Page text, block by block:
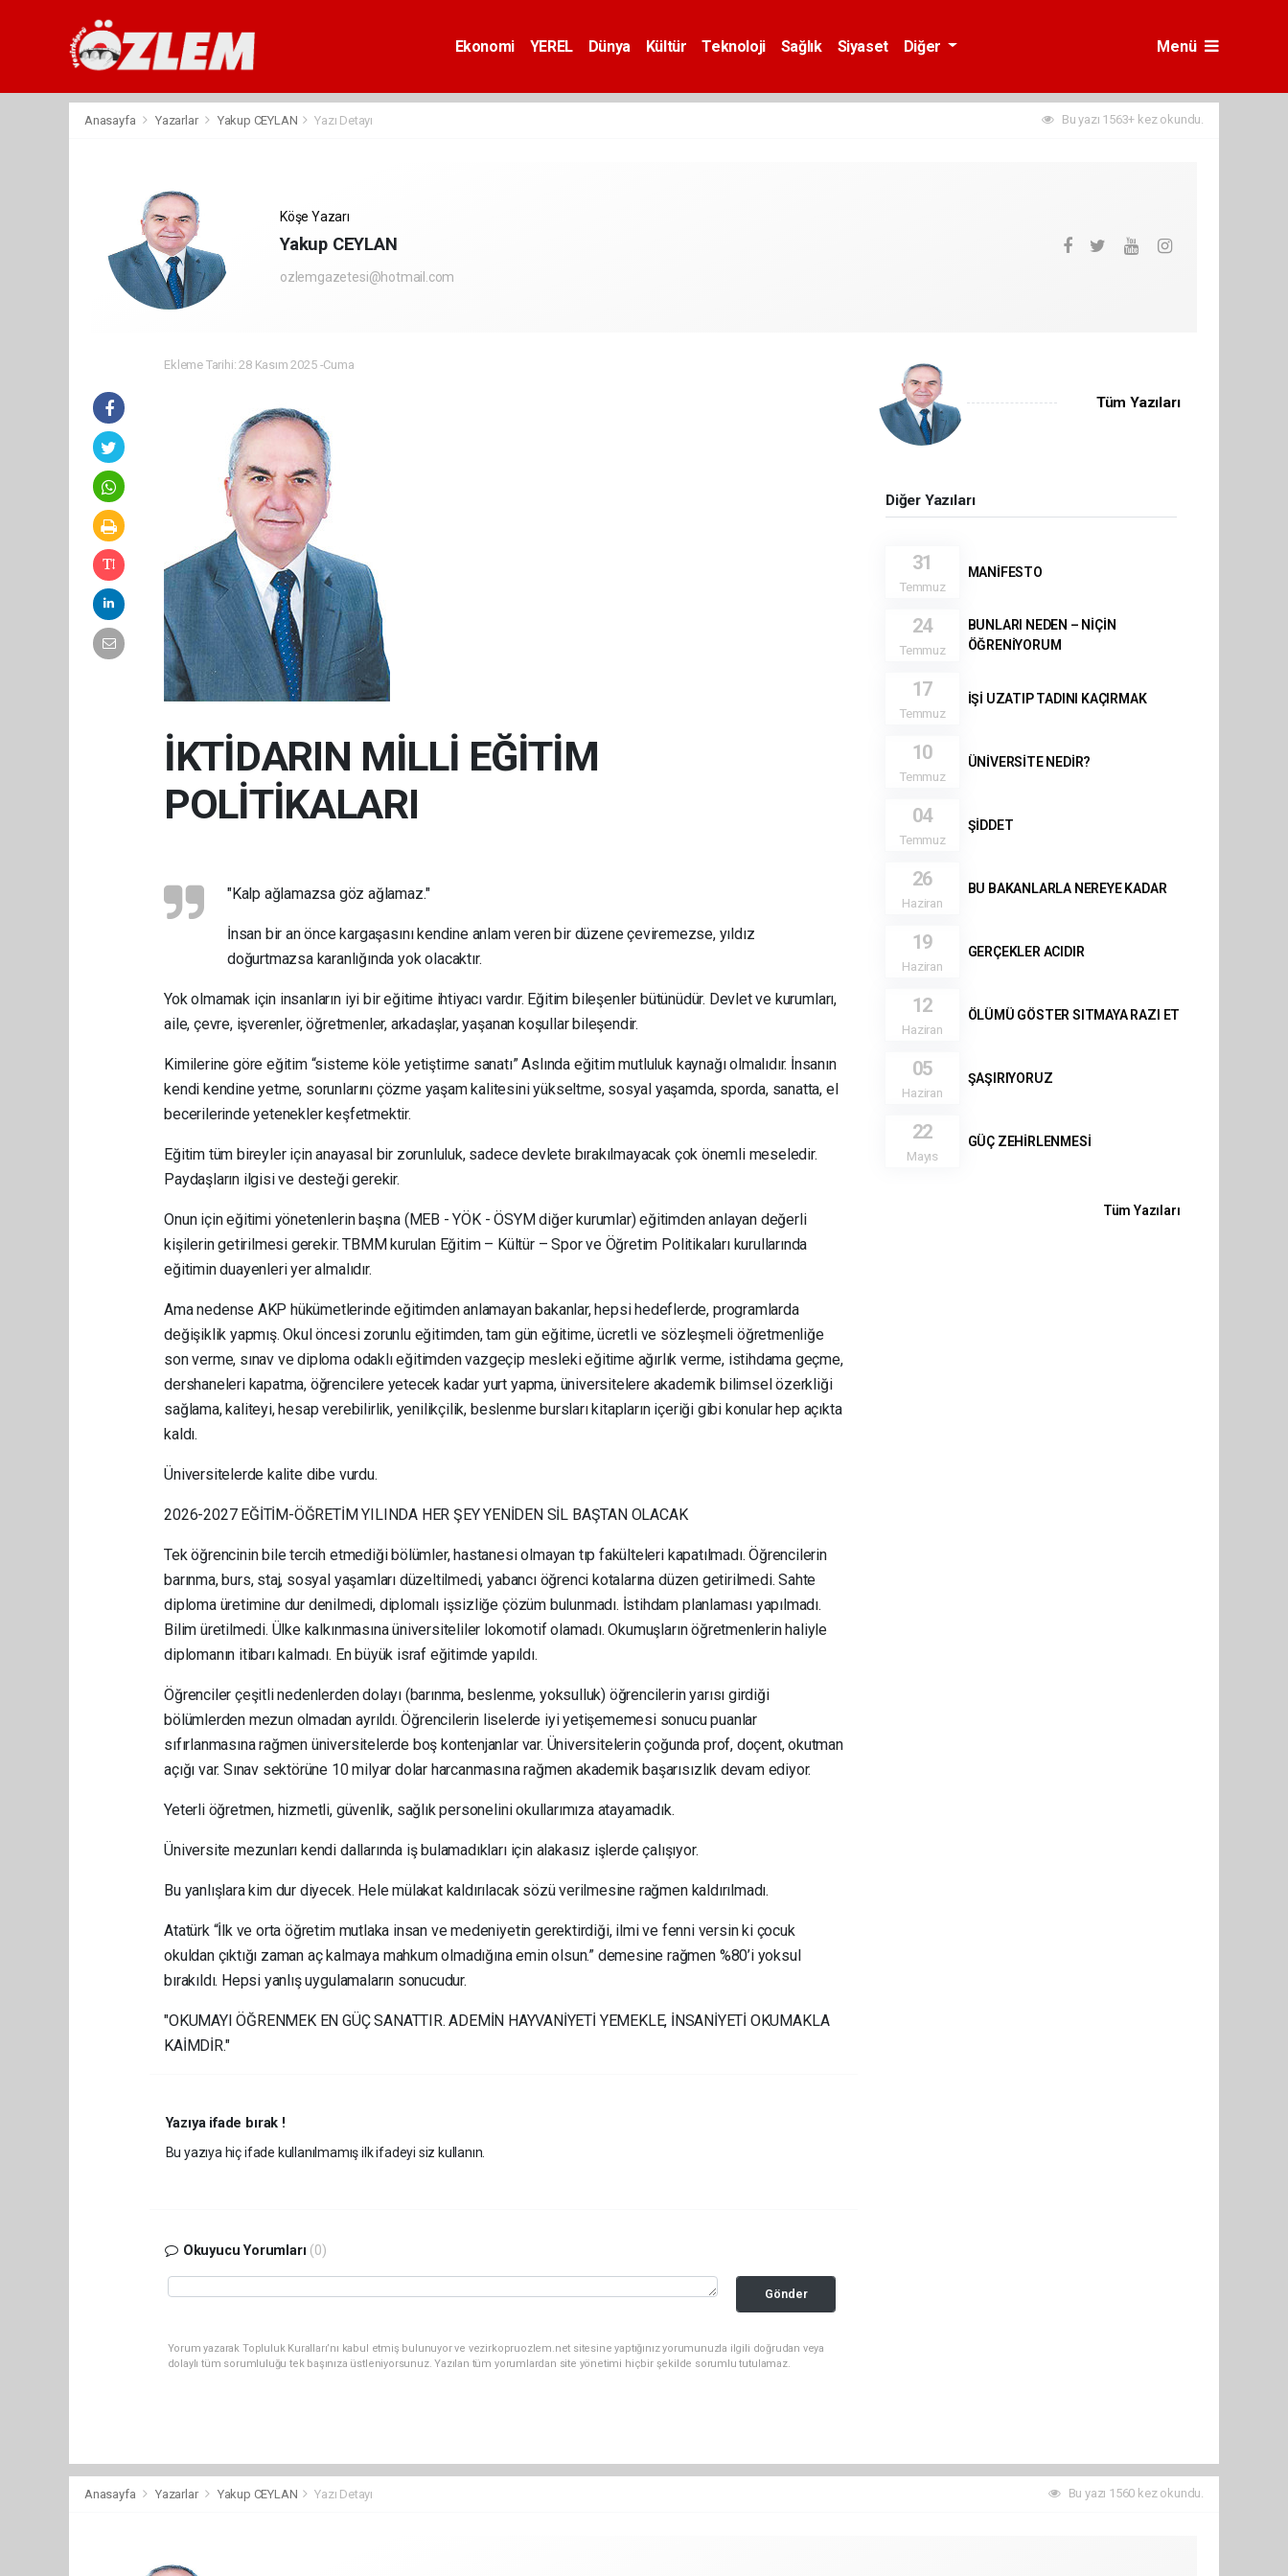
Ekonomi YEREL Dünya Kültür Teknoloji Sağlık Siyaset Diğer Menü
Anasayfa Yazarlar Yakup CEYLAN Yazı Detayı Bu yazı 1563+ kez okundu.
Köşe Yazarı
Yakup CEYLAN
ozlemgazetesi@hotmail.com
Ekleme Tarihi: 28 Kasım 2025 -Cuma
İKTİDARIN MİLLİ EĞİTİM
POLİTİKALARI
"Kalp ağlamazsa göz ağlamaz."
İnsan bir an önce kargaşasını kendine anlam veren bir düzene çeviremezse, yıldız
doğurtmazsa karanlığında yok olacaktır.
Yok olmamak için insanların iyi bir eğitime ihtiyacı vardır. Eğitim bileşenler bütünüdür. Devlet ve kurumları,
aile, çevre, işverenler, öğretmenler, arkadaşlar, yaşanan koşullar bileşendir.
Kimilerine göre eğitim “sisteme köle yetiştirme sanatı” Aslında eğitim mutluluk kaynağı olmalıdır. İnsanın
kendi kendine yetme, sorunlarını çözme yaşam kalitesini yükseltme, sosyal yaşamda, sporda, sanatta, el
becerilerinde yetenekler keşfetmektir.
Eğitim tüm bireyler için anayasal bir zorunluluk, sadece devlete bırakılmayacak çok önemli meseledir.
Paydaşların ilgisi ve desteği gerekir.
Onun için eğitimi yönetenlerin başına (MEB - YÖK - ÖSYM diğer kurumlar) eğitimden anlayan değerli
kişilerin getirilmesi gerekir. TBMM kurulan Eğitim – Kültür – Spor ve Öğretim Politikaları kurullarında
eğitimin duayenleri yer almalıdır.
Ama nedense AKP hükümetlerinde eğitimden anlamayan bakanlar, hepsi hedeflerde, programlarda
değişiklik yapmış. Okul öncesi zorunlu eğitimden, tam gün eğitime, ücretli ve sözleşmeli öğretmenliğe
son verme, sınav ve diploma odaklı eğitimden vazgeçip mesleki eğitime ağırlık verme, istihdama geçme,
dershaneleri kapatma, öğrencilere yetecek kadar yurt yapma, üniversitelere akademik bilimsel özerkliği
sağlama, kaliteyi, hesap verebilirlik, yenilikçilik, beslenme bursları kitapların içeriği gibi konular hep açıkta
kaldı.
Üniversitelerde kalite dibe vurdu.
2026-2027 EĞİTİM-ÖĞRETİM YILINDA HER ŞEY YENİDEN SİL BAŞTAN OLACAK
Tek öğrencinin bile tercih etmediği bölümler, hastanesi olmayan tıp fakülteleri kapatılmadı. Öğrencilerin
barınma, burs, staj, sosyal yaşamları düzeltilmedi, yabancı öğrenci kotalarına düzen getirilmedi. Sahte
diploma üretimine dur denilmedi, diplomalı işsizliğe çözüm bulunmadı. İstihdam planlaması yapılmadı.
Bilim üretilmedi. Ülke kalkınmasına üniversiteliler lokomotif olamadı. Okumuşların öğretmenlerin haliyle
diplomanın itibarı kalmadı. En büyük israf eğitimde yapıldı.
Öğrenciler çeşitli nedenlerden dolayı (barınma, beslenme, yoksulluk) öğrencilerin yarısı girdiği
bölümlerden mezun olmadan ayrıldı. Öğrencilerin liselerde iyi yetişememesi sonucu puanlar
sıfırlanmasına rağmen üniversitelerde boş kontenjanlar var. Üniversitelerin çoğunda prof, doçent, okutman
açığı var. Sınav sektörüne 10 milyar dolar harcanmasına rağmen akademik başarısızlık devam ediyor.
Yeterli öğretmen, hizmetli, güvenlik, sağlık personelini okullarımıza atayamadık.
Üniversite mezunları kendi dallarında iş bulamadıkları için alakasız işlerde çalışıyor.
Bu yanlışlara kim dur diyecek. Hele mülakat kaldırılacak sözü verilmesine rağmen kaldırılmadı.
Atatürk “İlk ve orta öğretim mutlaka insan ve medeniyetin gerektirdiği, ilmi ve fenni versin ki çocuk
okuldan çıktığı zaman aç kalmaya mahkum olmadığına emin olsun.” demesine rağmen %80’i yoksul
bırakıldı. Hepsi yanlış uygulamaların sonucudur.
"OKUMAYI ÖĞRENMEK EN GÜÇ SANATTIR. ADEMİN HAYVANİYETİ YEMEKLE, İNSANİYETİ OKUMAKLA
KAİMDİR."
Yazıya ifade bırak !
Bu yazıya hiç ifade kullanılmamış ilk ifadeyi siz kullanın.
Okuyucu Yorumları (0)
Gönder
Yorum yazarak Topluluk Kuralları’nı kabul etmiş bulunuyor ve vezirkopruozlem.net sitesine yaptığınız yorumunuzla ilgili doğrudan veya
dolaylı tüm sorumluluğu tek başınıza üstleniyorsunuz. Yazılan tüm yorumlardan site yönetimi hiçbir şekilde sorumlu tutulamaz.
Tüm Yazıları
Diğer Yazıları
31
Temmuz
MANİFESTO
24
Temmuz
BUNLARI NEDEN – NİÇİN
ÖĞRENİYORUM
17
Temmuz
İŞİ UZATIP TADINI KAÇIRMAK
10
Temmuz
ÜNİVERSİTE NEDİR?
04
Temmuz
ŞİDDET
26
Haziran
BU BAKANLARLA NEREYE KADAR
19
Haziran
GERÇEKLER ACIDIR
12
Haziran
ÖLÜMÜ GÖSTER SITMAYA RAZI ET
05
Haziran
ŞAŞIRIYORUZ
22
Mayıs
GÜÇ ZEHİRLENMESİ
Tüm Yazıları
Anasayfa Yazarlar Yakup CEYLAN Yazı Detayı Bu yazı 1560 kez okundu.